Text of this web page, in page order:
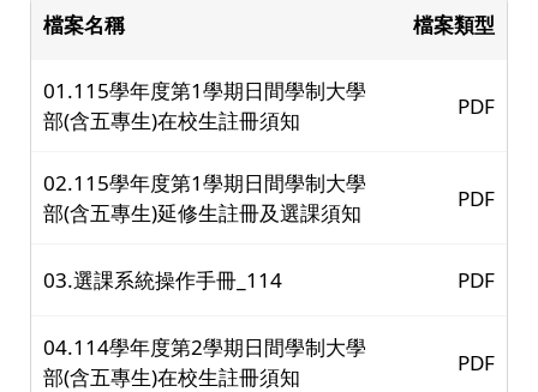
檔案名稱 檔案類型
01.115學年度第1學期日間學制大學
部(含五專生)在校生註冊須知
PDF
02.115學年度第1學期日間學制大學
部(含五專生)延修生註冊及選課須知
PDF
03.選課系統操作手冊_114 PDF
04.114學年度第2學期日間學制大學
部(含五專生)在校生註冊須知
PDF